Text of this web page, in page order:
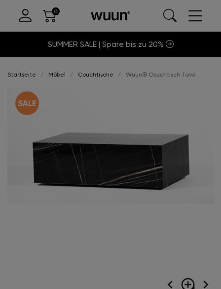
SUMMER SALE | Spare bis zu 20%
Startseite Möbel Couchtische Wuun® Couchtisch Tavo
navigate_before loupe navigate_next